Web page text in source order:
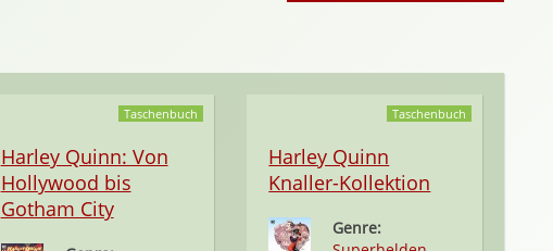
Taschenbuch
Harley Quinn: Von
Hollywood bis
Gotham City
Taschenbuch
Harley Quinn
Knaller-Kollektion
Genre: